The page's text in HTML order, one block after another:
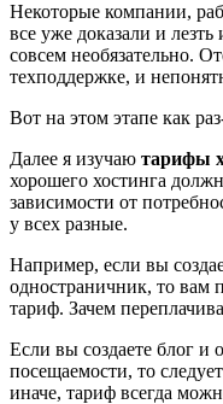
Некоторые компании,
все уже доказали и
совсем необязательно.
техподдержке, и
Вот на этом этапе как
Далее я изучаю тарифы
хорошего хостинга
зависимости от
у всех разные.
Например, если вы
одностраничник, то
тариф. Зачем
Если вы создаете блог и
посещаемости, то
иначе, тариф всегда